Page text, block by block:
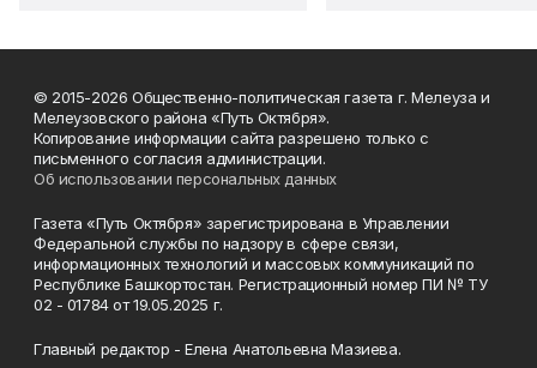
© 2015-2026 Общественно-политическая газета г. Мелеуза и
Мелеузовского района «Путь Октября».
Копирование информации сайта разрешено только с
письменного согласия администрации.
Об использовании персональных данных
Газета «Путь Октября» зарегистрирована в Управлении
Федеральной службы по надзору в сфере связи,
информационных технологий и массовых коммуникаций по
Республике Башкортостан. Регистрационный номер ПИ № ТУ
02 - 01784 от 19.05.2025 г.
Главный редактор - Елена Анатольевна Мазиева.